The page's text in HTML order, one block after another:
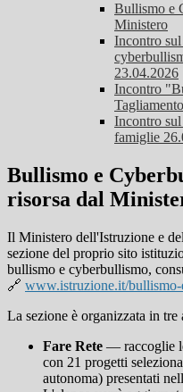
Bullismo e
Ministero
Incontro
23.04.2026
Incontro
Incontro
famiglie
Bullismo e
risorsa dal
Il Ministero dell'Istruzione e
sezione del proprio sito
bullismo e cyberbullismo,
🔗 www.istruzione.it/
La sezione è organizzata in tre
Fare Rete — raccoglie
con 21 progetti
autonoma) presentati